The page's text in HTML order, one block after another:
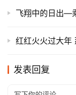
飞翔中的日出—
红红火火过大年
发表回复